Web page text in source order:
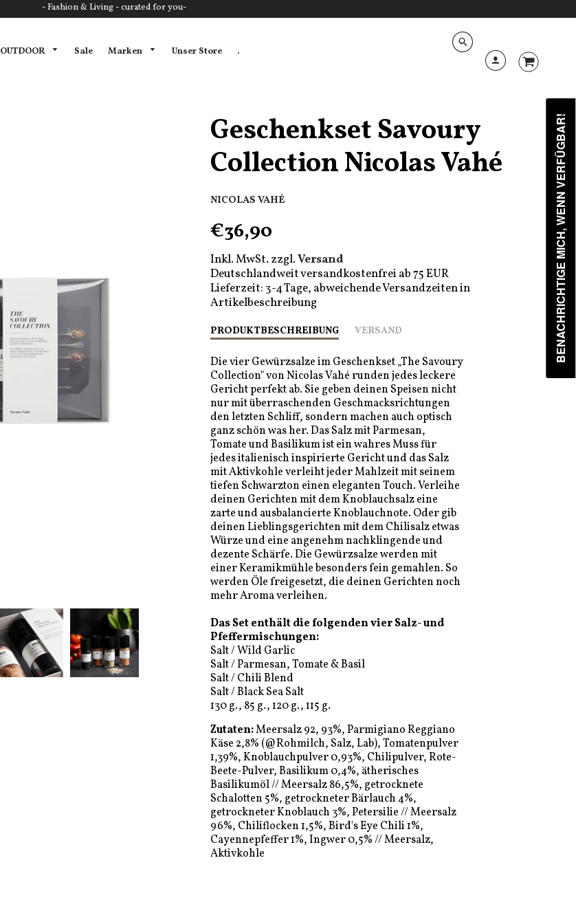
- Fashion & Living - curated for you-
OUTDOOR Sale Marken Unser Store .
Geschenkset Savoury
Collection Nicolas Vahé
NICOLAS VAHÉ
€36,90
Inkl. MwSt. zzgl.Versand
Deutschlandweit versandkostenfrei ab 75 EUR
Lieferzeit: 3-4 Tage, abweichende Versandzeiten in
Artikelbeschreibung
PRODUKTBESCHREIBUNG VERSAND
Die vier Gewürzsalze im Geschenkset „The Savoury
Collection" von Nicolas Vahé runden jedes leckere
Gericht perfekt ab. Sie geben deinen Speisen nicht
nur mit überraschenden Geschmacksrichtungen
den letzten Schliff, sondern machen auch optisch
ganz schön was her. Das Salz mit Parmesan,
Tomate und Basilikum ist ein wahres Muss für
jedes italienisch inspirierte Gericht und das Salz
mit Aktivkohle verleiht jeder Mahlzeit mit seinem
tiefen Schwarzton einen eleganten Touch. Verleihe
deinen Gerichten mit dem Knoblauchsalz eine
zarte und ausbalancierte Knoblauchnote. Oder gib
deinen Lieblingsgerichten mit dem Chilisalz etwas
Würze und eine angenehm nachklingende und
dezente Schärfe. Die Gewürzsalze werden mit
einer Keramikmühle besonders fein gemahlen. So
werden Öle freigesetzt, die deinen Gerichten noch
mehr Aroma verleihen.
Das Set enthält die folgenden vier Salz- und
Pfeffermischungen:
Salt / Wild Garlic
Salt / Parmesan, Tomate & Basil
Salt / Chili Blend
Salt / Black Sea Salt
130 g., 85 g., 120 g., 115 g.
Zutaten:Meersalz 92, 93%, Parmigiano Reggiano
Käse 2,8% (@Rohmilch, Salz, Lab), Tomatenpulver
1,39%, Knoblauchpulver 0,93%, Chilipulver, Rote-
Beete-Pulver, Basilikum 0,4%, ätherisches
Basilikumöl // Meersalz 86,5%, getrocknete
Schalotten 5%, getrockneter Bärlauch 4%,
getrockneter Knoblauch 3%, Petersilie // Meersalz
96%, Chiliflocken 1,5%, Bird's Eye Chili 1%,
Cayennepfeffer 1%, Ingwer 0,5% // Meersalz,
Aktivkohle
BENACHRICHTIGE MICH, WENN VERFÜGBAR!